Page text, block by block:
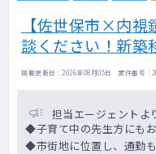
【佐世保市×内
談ください！新
掲載更新日 : 2026年08月05日 案件番号 :
担当エージェントよ
◆子育て中の先生方にも
◆市街地に位置し、通勤も